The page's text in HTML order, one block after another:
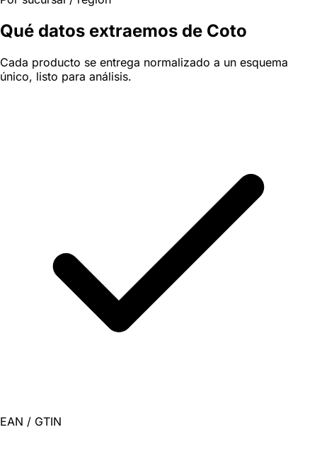
Qué datos extraemos de Coto
Cada producto se entrega normalizado a un esquema
único, listo para análisis.
EAN / GTIN